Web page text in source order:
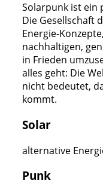
Solarpunk ist ein
Die Gesellschaft
Energie-
nachhaltigen,
in Frieden
alles geht: Die
nicht bedeutet,
kommt.
Solar
alternative
Punk